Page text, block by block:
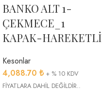
BANKO ALT 1-
ÇEKMECE_1
KAPAK-HAREKETLİ
Kesonlar
4,088.70 ₺ + % 10 KDV
FİYATLARA DAHİL DEĞİLDİR..